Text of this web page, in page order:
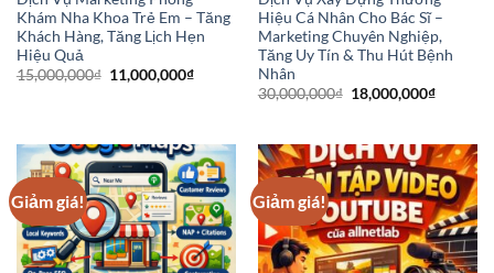
Khám Nha Khoa Trẻ Em – Tăng
Khách Hàng, Tăng Lịch Hẹn
Hiệu Quả
15,000,000₫ Giá
gốc
11,000,000₫Giá
Hiệu Cá Nhân Cho Bác Sĩ –
Marketing Chuyên Nghiệp,
Tăng Uy Tín & Thu Hút Bệnh
Nhân
30,000,000₫ Giá
gốc
18,000,000₫Giá
Giảm giá! Giảm giá!